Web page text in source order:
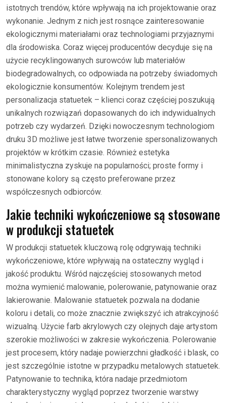
istotnych trendów, które wpływają na ich projektowanie oraz
wykonanie. Jednym z nich jest rosnące zainteresowanie
ekologicznymi materiałami oraz technologiami przyjaznymi
dla środowiska. Coraz więcej producentów decyduje się na
użycie recyklingowanych surowców lub materiałów
biodegradowalnych, co odpowiada na potrzeby świadomych
ekologicznie konsumentów. Kolejnym trendem jest
personalizacja statuetek – klienci coraz częściej poszukują
unikalnych rozwiązań dopasowanych do ich indywidualnych
potrzeb czy wydarzeń. Dzięki nowoczesnym technologiom
druku 3D możliwe jest łatwe tworzenie spersonalizowanych
projektów w krótkim czasie. Również estetyka
minimalistyczna zyskuje na popularności; proste formy i
stonowane kolory są często preferowane przez
współczesnych odbiorców.
Jakie techniki wykończeniowe są stosowane
w produkcji statuetek
W produkcji statuetek kluczową rolę odgrywają techniki
wykończeniowe, które wpływają na ostateczny wygląd i
jakość produktu. Wśród najczęściej stosowanych metod
można wymienić malowanie, polerowanie, patynowanie oraz
lakierowanie. Malowanie statuetek pozwala na dodanie
koloru i detali, co może znacznie zwiększyć ich atrakcyjność
wizualną. Użycie farb akrylowych czy olejnych daje artystom
szerokie możliwości w zakresie wykończenia. Polerowanie
jest procesem, który nadaje powierzchni gładkość i blask, co
jest szczególnie istotne w przypadku metalowych statuetek.
Patynowanie to technika, która nadaje przedmiotom
charakterystyczny wygląd poprzez tworzenie warstwy